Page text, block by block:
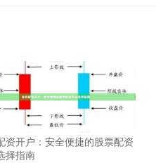
资开户：安全便捷的股票配资
择指南